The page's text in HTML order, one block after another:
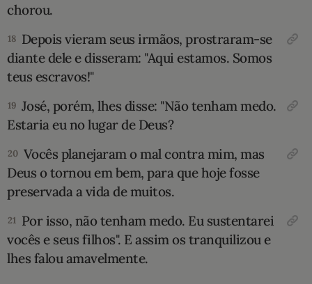
chorou.
18 Depois vieram seus irmãos, prostraram-se
diante dele e disseram: "Aqui estamos. Somos
teus escravos!"
19 José, porém, lhes disse: "Não tenham medo.
Estaria eu no lugar de Deus?
20 Vocês planejaram o mal contra mim, mas
Deus o tor­nou em bem, para que hoje fosse
preservada a vida de muitos.
21 Por isso, não tenham medo. Eu sustentarei
vocês e seus filhos". E assim os tranqui­lizou e
lhes falou ama­velmente.